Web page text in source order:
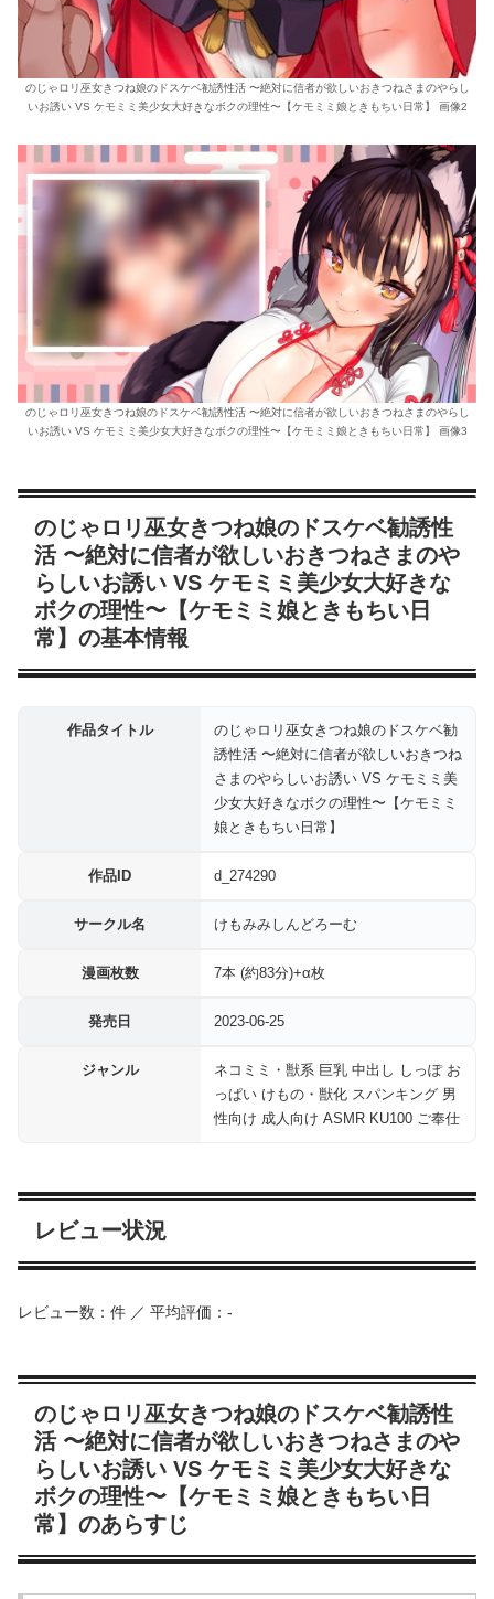
のじゃロリ巫女きつね娘のドスケベ勧誘性活 〜絶対に信者が欲しいおきつねさまのやらし
いお誘い VS ケモミミ美少女大好きなボクの理性〜【ケモミミ娘ときもちい日常】 画像2
のじゃロリ巫女きつね娘のドスケベ勧誘性活 〜絶対に信者が欲しいおきつねさまのやらし
いお誘い VS ケモミミ美少女大好きなボクの理性〜【ケモミミ娘ときもちい日常】 画像3
のじゃロリ巫女きつね娘のドスケベ勧誘性
活 〜絶対に信者が欲しいおきつねさまのや
らしいお誘い VS ケモミミ美少女大好きな
ボクの理性〜【ケモミミ娘ときもちい日
常】の基本情報
作品タイトル
のじゃロリ巫女きつね娘のドスケベ勧
誘性活 〜絶対に信者が欲しいおきつね
さまのやらしいお誘い VS ケモミミ美
少女大好きなボクの理性〜【ケモミミ
娘ときもちい日常】
作品ID d_274290
サークル名 けもみみしんどろーむ
漫画枚数 7本 (約83分)+α枚
発売日 2023-06-25
ジャンル
ネコミミ・獣系 巨乳 中出し しっぽ お
っぱい けもの・獣化 スパンキング 男
性向け 成人向け ASMR KU100 ご奉仕
レビュー状況
レビュー数：件 ／ 平均評価：-
のじゃロリ巫女きつね娘のドスケベ勧誘性
活 〜絶対に信者が欲しいおきつねさまのや
らしいお誘い VS ケモミミ美少女大好きな
ボクの理性〜【ケモミミ娘ときもちい日
常】のあらすじ